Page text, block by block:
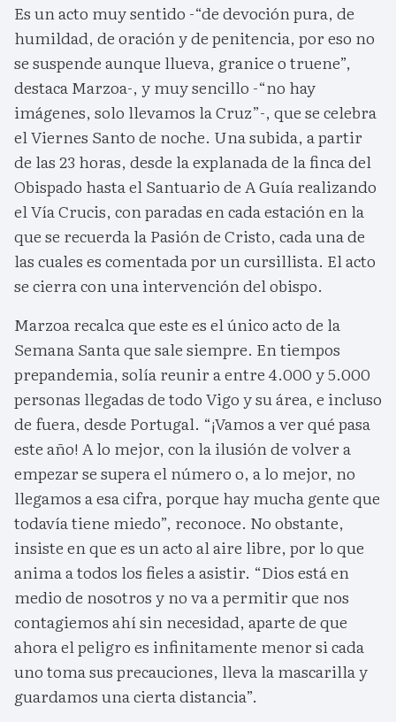
Es un acto muy sentido -“de devoción pura, de
humildad, de oración y de penitencia, por eso no
se suspende aunque llueva, granice o truene”,
destaca Marzoa-, y muy sencillo -“no hay
imágenes, solo llevamos la Cruz”-, que se celebra
el Viernes Santo de noche. Una subida, a partir
de las 23 horas, desde la explanada de la finca del
Obispado hasta el Santuario de A Guía realizando
el Vía Crucis, con paradas en cada estación en la
que se recuerda la Pasión de Cristo, cada una de
las cuales es comentada por un cursillista. El acto
se cierra con una intervención del obispo.
Marzoa recalca que este es el único acto de la
Semana Santa que sale siempre. En tiempos
prepandemia, solía reunir a entre 4.000 y 5.000
personas llegadas de todo Vigo y su área, e incluso
de fuera, desde Portugal. “¡Vamos a ver qué pasa
este año! A lo mejor, con la ilusión de volver a
empezar se supera el número o, a lo mejor, no
llegamos a esa cifra, porque hay mucha gente que
todavía tiene miedo”, reconoce. No obstante,
insiste en que es un acto al aire libre, por lo que
anima a todos los fieles a asistir. “Dios está en
medio de nosotros y no va a permitir que nos
contagiemos ahí sin necesidad, aparte de que
ahora el peligro es infinitamente menor si cada
uno toma sus precauciones, lleva la mascarilla y
guardamos una cierta distancia”.